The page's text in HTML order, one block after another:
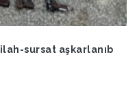
sursat aşkarlanıb